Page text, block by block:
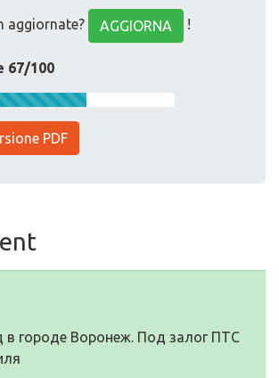
aggiornate? AGGIORNA !
67/100
PDF
городе Воронеж. Под залог ПТС